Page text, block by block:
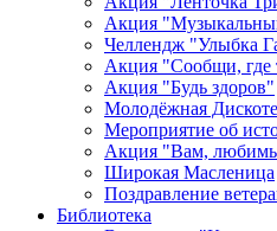
Акция
Челлендж "Улыбка
Акция "Сообщи, где
Акция "Будь здоров"
Молодёжная
Мероприятие об
Акция "Вам,
Широкая Масленица
Поздравление
Библиотека